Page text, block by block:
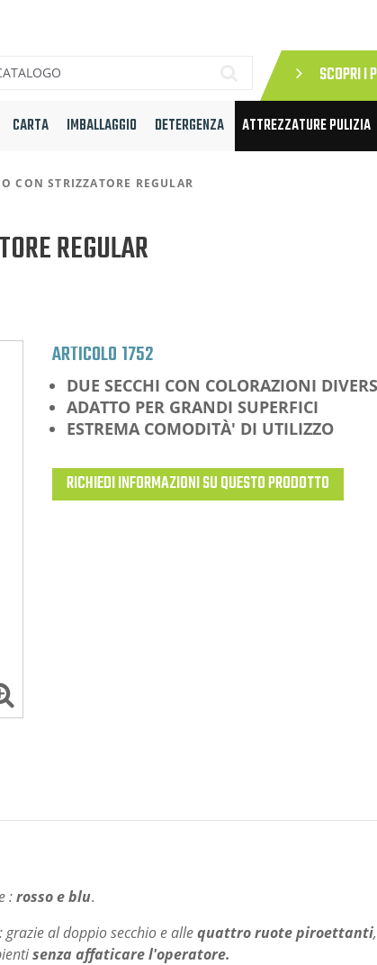
SCOPRI I
CARTA IMBALLAGGIO DETERGENZA ATTREZZATURE PULIZIA
CON STRIZZATORE REGULAR
REGULAR
ARTICOLO 1752
DUE SECCHI CON COLORAZIONI
ADATTO PER GRANDI SUPERFICI
ESTREMA COMODITÀ' DI UTILIZZO
RICHIEDI INFORMAZIONI SU QUESTO PRODOTTO
:rosso e blu.
al doppio secchio e allequattro ruote piroettanti
senza affaticare l'operatore.